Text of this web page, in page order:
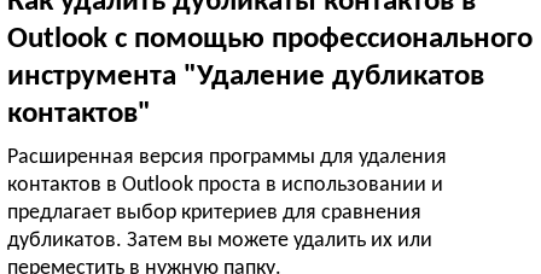
Outlook с помощью профессионального
инструмента "Удаление дубликатов
контактов"
Расширенная версия программы для удаления
контактов в Outlook проста в использовании и
предлагает выбор критериев для сравнения
дубликатов. Затем вы можете удалить их или
переместить в нужную папку.